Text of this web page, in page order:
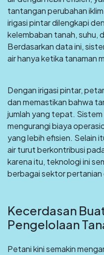
tantangan perubahan
irigasi pintar dilengkapi
kelembaban tanah, suhu,
Berdasarkan data ini,
air hanya ketika tanaman
Dengan irigasi pintar,
dan memastikan bahwa
jumlah yang tepat.
mengurangi biaya
yang lebih efisien. Selain
air turut berkontribusi
karena itu, teknologi ini
berbagai sektor pertanian
Kecerdasan
Pengelolaan
Petani kini semakin